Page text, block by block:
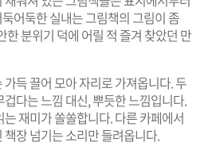
어둑한 실내는 그림책의 그림이 좀
한 분위기 덕에 어릴 적 즐겨 찾았던 만
득 끌어 모아 자리로 가져옵니다. 두
다는 느낌 대신, 뿌듯한 느낌입니다.
재미가 쏠쏠합니다. 다른 카페에서
장 넘기는 소리만 들려옵니다.